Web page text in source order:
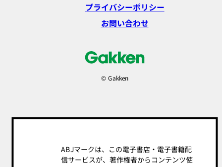
プライバシーポリシー
お問い合わせ
© Gakken
ABJマークは、この電子書店・電子書籍配
信サービスが、著作権者からコンテンツ使